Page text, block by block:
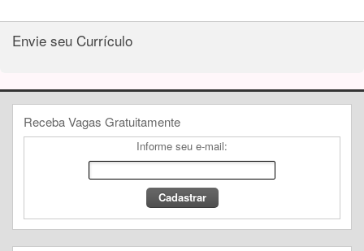
Envie seu Currículo
Receba Vagas Gratuitamente
Informe seu e-mail: